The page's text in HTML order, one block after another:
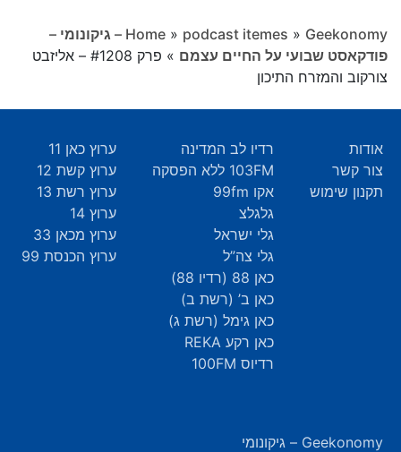
Home » podcast itemes »
Geekonomy – גיקונומי –
פודקאסט שבועי על החיים עצמם »
פרק #1208 – אליזבט
צורקוב והמזרח התיכון
אודות
צור קשר
תקנון שימוש
רדיו לב המדינה
103FM ללא הפסקה
אקו 99fm
גלגלצ
גלי ישראל
גלי צה”ל
כאן 88 (רדיו 88)
כאן ב’ (רשת ב)
כאן גימל (רשת ג)
כאן רקע REKA
רדיוס 100FM
ערוץ כאן 11
ערוץ קשת 12
ערוץ רשת 13
ערוץ 14
ערוץ מכאן 33
ערוץ הכנסת 99
Geekonomy – גיקונומי